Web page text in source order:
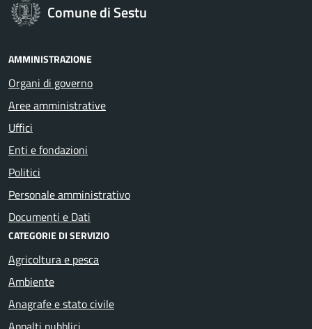
Comune di Sestu
AMMINISTRAZIONE
Organi di governo
Aree amministrative
Uffici
Enti e fondazioni
Politici
Personale amministrativo
Documenti e Dati
CATEGORIE DI SERVIZIO
Agricoltura e pesca
Ambiente
Anagrafe e stato civile